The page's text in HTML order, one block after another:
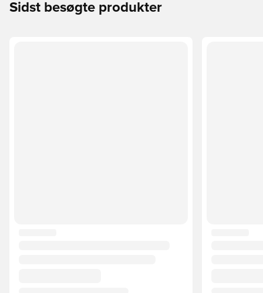
Sidst besøgte produkter